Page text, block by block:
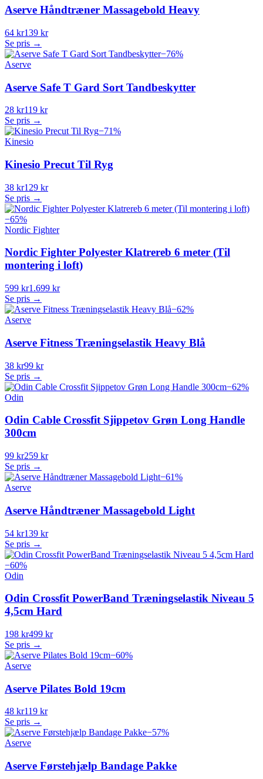
Aserve Håndtræner Massagebold Heavy
64 kr139 kr
Se pris →
−76%
Aserve
Aserve Safe T Gard Sort Tandbeskytter
28 kr119 kr
Se pris →
−71%
Kinesio
Kinesio Precut Til Ryg
38 kr129 kr
Se pris →
−65%
Nordic Fighter
Nordic Fighter Polyester Klatrereb 6 meter (Til
montering i loft)
599 kr1.699 kr
Se pris →
−62%
Aserve
Aserve Fitness Træningselastik Heavy Blå
38 kr99 kr
Se pris →
−62%
Odin
Odin Cable Crossfit Sjippetov Grøn Long Handle
300cm
99 kr259 kr
Se pris →
−61%
Aserve
Aserve Håndtræner Massagebold Light
54 kr139 kr
Se pris →
−60%
Odin
Odin Crossfit PowerBand Træningselastik Niveau 5
4,5cm Hard
198 kr499 kr
Se pris →
−60%
Aserve
Aserve Pilates Bold 19cm
48 kr119 kr
Se pris →
−57%
Aserve
Aserve Førstehjælp Bandage Pakke